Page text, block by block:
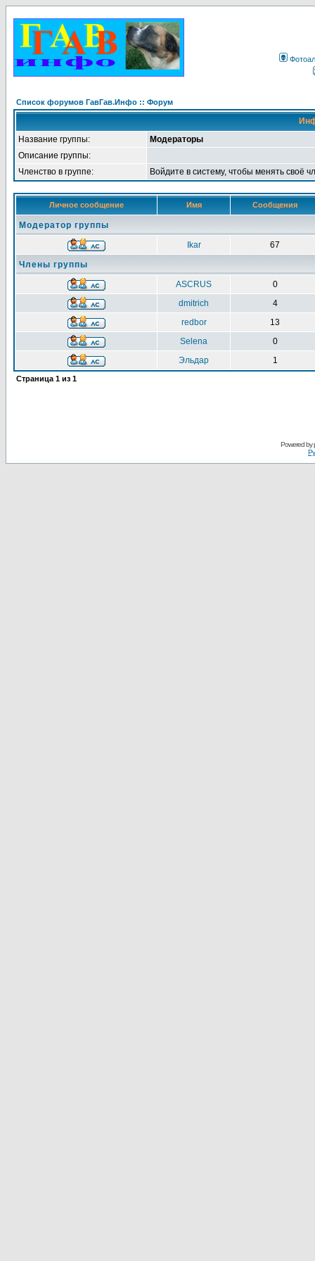
Список форумов ГавГав.Инфо :: Форум
Название группы:
Модераторы
Описание группы:
Членство в группе:
Войдите в систему, чтобы менять своё
Личное сообщение Имя Сообщения
Модератор группы
Ikar
67
Члены группы
ASCRUS
0
dmitrich
4
redbor
13
Selena
0
Эльдар
1
Страница 1 из 1
Powered by